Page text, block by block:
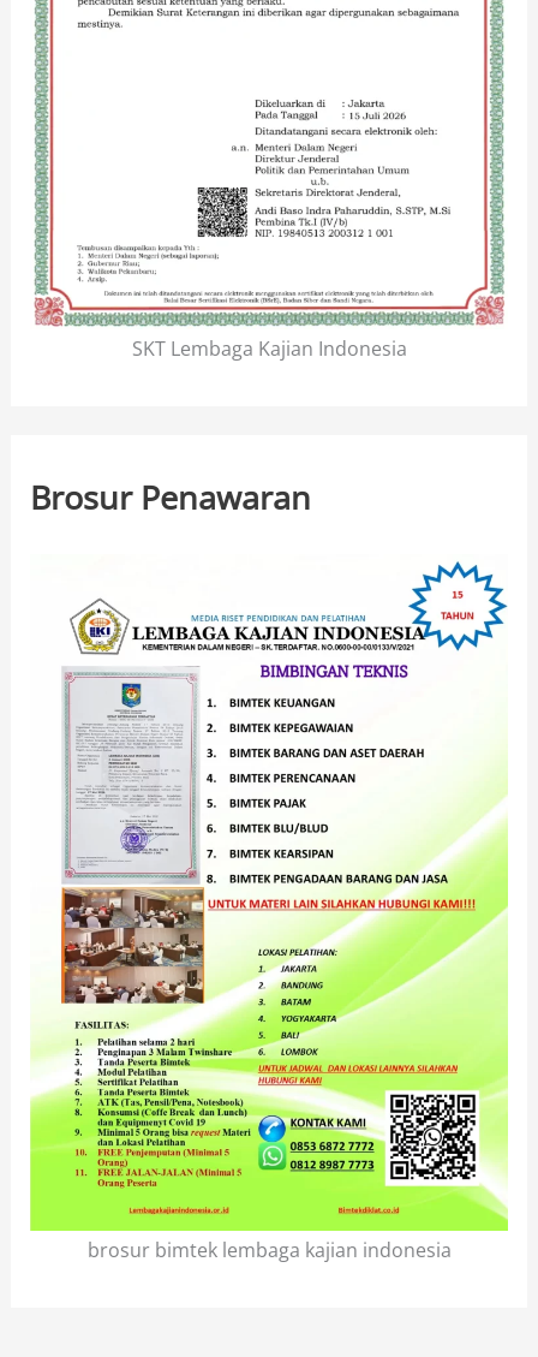
SKT Lembaga Kajian Indonesia
Brosur Penawaran
brosur bimtek lembaga kajian indonesia